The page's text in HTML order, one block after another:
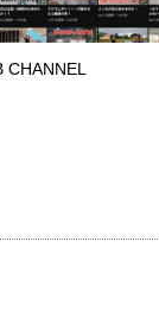
CHANNEL